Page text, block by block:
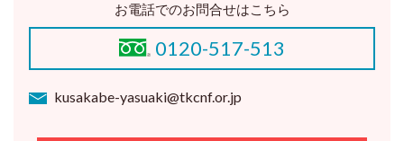
お電話でのお問合せはこちら
0120-517-513
kusakabe-yasuaki@tkcnf.or.jp